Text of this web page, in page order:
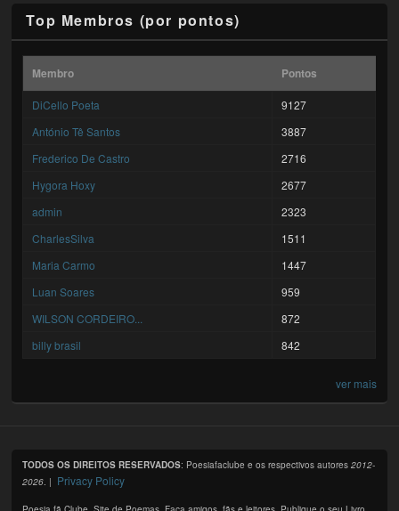
Top Membros (por pontos)
Membro Pontos
DiCello Poeta
9127
António Tê Santos
3887
Frederico De Castro
2716
Hygora Hoxy
2677
admin
2323
CharlesSilva
1511
Maria Carmo
1447
Luan Soares
959
WILSON CORDEIRO...
872
billy brasil
842
ver mais
TODOS OS DIREITOS RESERVADOS: Poesiafaclube e os respectivos autores2012-
2026 . | Privacy Policy